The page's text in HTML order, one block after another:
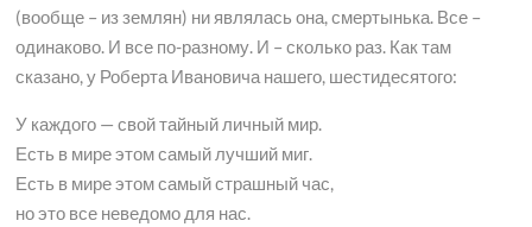
(вообще – из землян) ни являлась она, смертынька. Все –
одинаково. И все по-разному. И – сколько раз. Как там
сказано, у Роберта Ивановича нашего, шестидесятого:
У каждого — свой тайный личный мир.
Есть в мире этом самый лучший миг.
Есть в мире этом самый страшный час,
но это все неведомо для нас.